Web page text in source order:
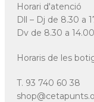
Horari d'atenció
Dll – Dj de 8.30 a
Dv de 8.30 a
Horaris de les
T. 93 740 60 38